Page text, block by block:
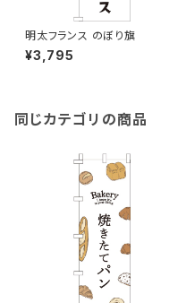
明太フランス のぼり旗
¥3,795
同じカテゴリの商品